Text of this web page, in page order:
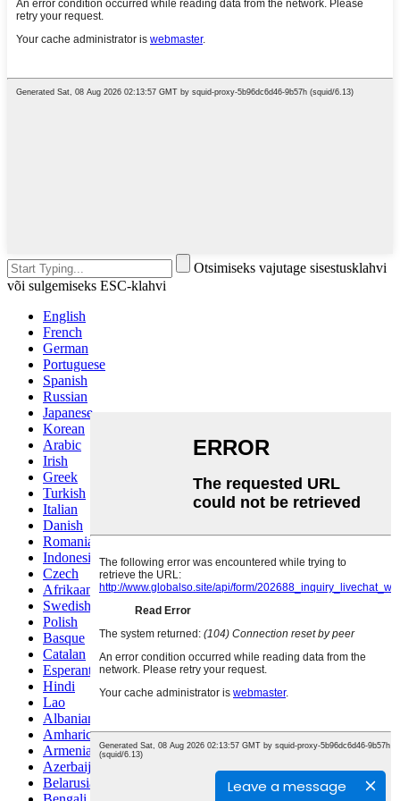
Leave a message
Otsimiseks vajutage sisestusklahvi
või sulgemiseks ESC-klahvi
English
French
German
Portuguese
Spanish
Russian
Japanese
Korean
Arabic
Irish
Greek
Turkish
Italian
Danish
Romanian
Indonesian
Czech
Afrikaans
Swedish
Polish
Basque
Catalan
Esperanto
Hindi
Lao
Albanian
Amharic
Armenian
Azerbaijani
Belarusian